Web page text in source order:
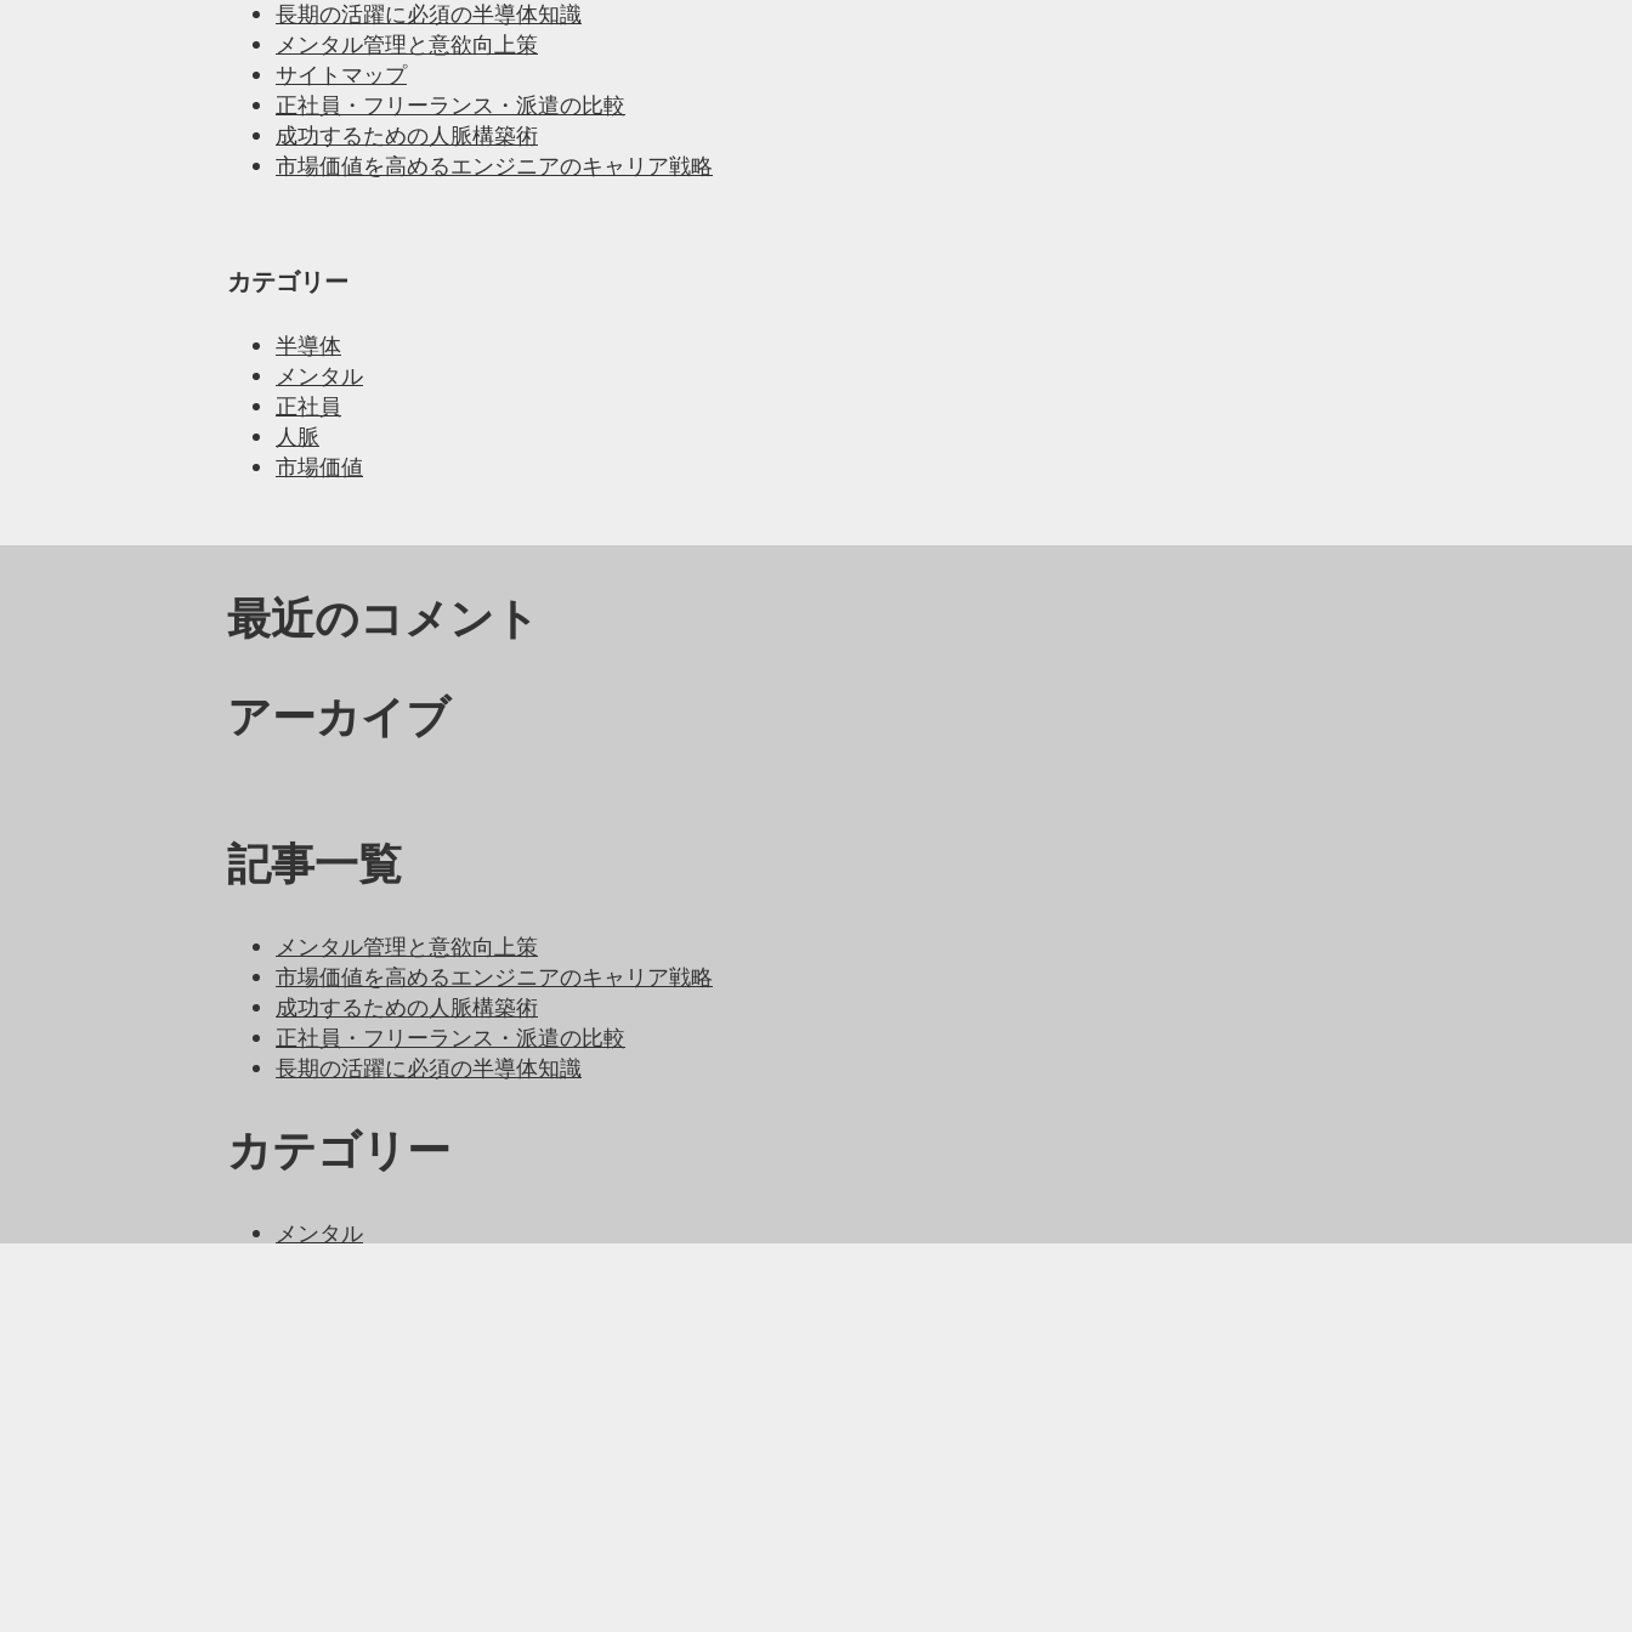
長期の活躍に必須の半導体知識
メンタル管理と意欲向上策
サイトマップ
正社員・フリーランス・派遣の比較
成功するための人脈構築術
市場価値を高めるエンジニアのキャリア戦略
カテゴリー
半導体
メンタル
正社員
人脈
市場価値
最近のコメント
アーカイブ
記事一覧
メンタル管理と意欲向上策
市場価値を高めるエンジニアのキャリア戦略
成功するための人脈構築術
正社員・フリーランス・派遣の比較
長期の活躍に必須の半導体知識
カテゴリー
メンタル